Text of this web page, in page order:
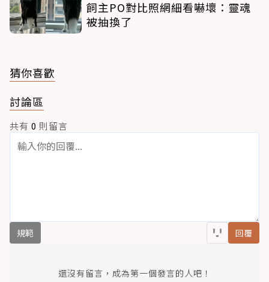
飼主PO對比照網細看嚇壞：靈魂
被抽換了
猜你喜歡
討論區
共有 0 則留言
規範 回覆
還沒有留言，成為第一個發言的人吧！